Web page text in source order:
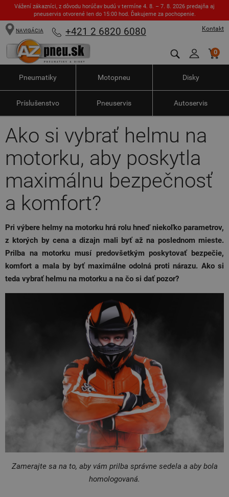
Vážení zákazníci, z dôvodu horúčav budú v termíne 4. 8. – 7. 8. 2026 predajňa aj
pneuservis otvorené len do 15:00 hod. Ďakujeme za pochopenie.
Kontakt
NAVIGÁCIA +421 2 6820 6080
0
Pneumatiky Motopneu Disky
Príslušenstvo Pneuservis Autoservis
Ako si vybrať helmu na
motorku, aby poskytla
maximálnu bezpečnosť
a komfort?
Pri výbere helmy na motorku hrá rolu hneď niekoľko parametrov,
z ktorých by cena a dizajn mali byť až na poslednom mieste.
Prilba na motorku musí predovšetkým poskytovať bezpečie,
komfort a mala by byť maximálne odolná proti nárazu. Ako si
teda vybrať helmu na motorku a na čo si dať pozor?
Zamerajte sa na to, aby vám prilba správne sedela a aby bola
homologovaná.